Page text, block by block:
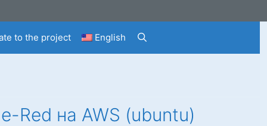
to the project English
Red на AWS (ubuntu)